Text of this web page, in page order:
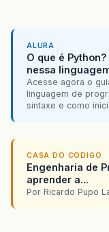
ALURA
O que é
nessa
Acesse agora o
linguagem de
sintaxe e como
CASA DO CODIGO
Engenharia de
aprender a...
Por Ricardo Pupo